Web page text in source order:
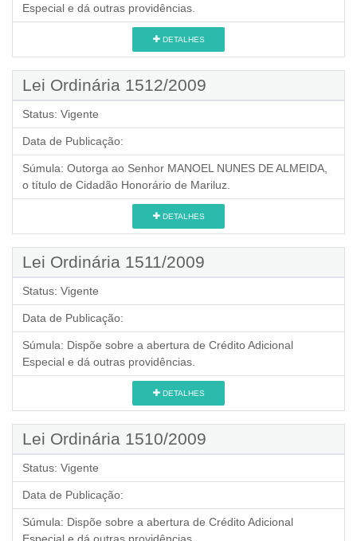
Especial e dá outras providências.
DETALHES
Lei Ordinária 1512/2009
Status: Vigente
Data de Publicação:
Súmula: Outorga ao Senhor MANOEL NUNES DE ALMEIDA,
o título de Cidadão Honorário de Mariluz.
DETALHES
Lei Ordinária 1511/2009
Status: Vigente
Data de Publicação:
Súmula: Dispõe sobre a abertura de Crédito Adicional
Especial e dá outras providências.
DETALHES
Lei Ordinária 1510/2009
Status: Vigente
Data de Publicação:
Súmula: Dispõe sobre a abertura de Crédito Adicional